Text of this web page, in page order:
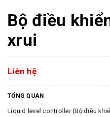
Bộ điều
xrui
Liên hệ
TỔNG QUAN
Liquid level controller (Bộ điều